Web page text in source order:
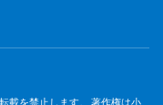
載を禁止します。 著作権は小